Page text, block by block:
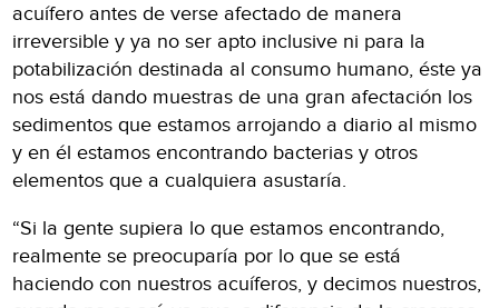
acuífero antes de verse afectado de manera
irreversible y ya no ser apto inclusive ni para la
potabilización destinada al consumo humano, éste ya
nos está dando muestras de una gran afectación los
sedimentos que estamos arrojando a diario al mismo
y en él estamos encontrando bacterias y otros
elementos que a cualquiera asustaría.
“Si la gente supiera lo que estamos encontrando,
realmente se preocuparía por lo que se está
haciendo con nuestros acuíferos, y decimos nuestros,